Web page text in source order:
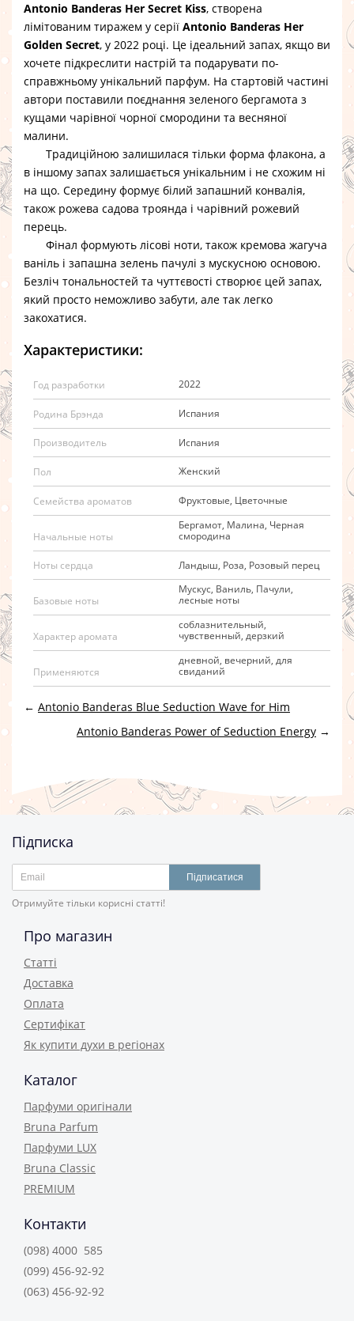
Antonio Banderas Her Secret Kiss, створена
лімітованим тиражем у серії Antonio Banderas Her
Golden Secret, у 2022 році. Це ідеальний запах, якщо ви
хочете підкреслити настрій та подарувати по-
справжньому унікальний парфум. На стартовій частині
автори поставили поєднання зеленого бергамота з
кущами чарівної чорної смородини та весняної
малини.
Традиційною залишилася тільки форма флакона, а
в іншому запах залишається унікальним і не схожим ні
на що. Середину формує білий запашний конвалія,
також рожева садова троянда і чарівний рожевий
перець.
Фінал формують лісові ноти, також кремова жагуча
ваніль і запашна зелень пачулі з мускусною основою.
Безліч тональностей та чуттєвості створює цей запах,
який просто неможливо забути, але так легко
закохатися.
Характеристики:
Год разработки 2022
Родина Брэнда Испания
Производитель Испания
Пол Женский
Семейства ароматов Фруктовые, Цветочные
Начальные ноты
Бергамот, Малина, Черная
смородина
Ноты сердца Ландыш, Роза, Розовый перец
Базовые ноты
Мускус, Ваниль, Пачули,
лесные ноты
Характер аромата
cоблазнительный,
чувственный, дерзкий
Применяются
дневнoй, вечерний, для
свиданий
← Antonio Banderas Blue Seduction Wave for Him
Antonio Banderas Power of Seduction Energy →
Підписка
Підписатися
Отримуйте тільки корисні статті!
Про магазин
Статті
Доставка
Оплата
Сертифікат
Як купити духи в регіонах
Каталог
Парфуми оригінали
Bruna Parfum
Парфуми LUX
Bruna Classic
PREMIUM
Контакти
(098) 4000 585
(099) 456-92-92
(063) 456-92-92